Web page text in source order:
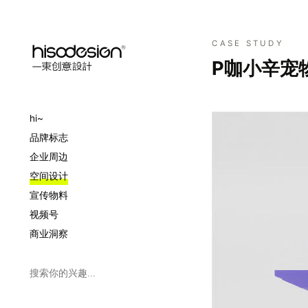
hi~
品牌标志
企业周边
空间设计
宣传物料
视频号
商业洞察
CASE STUDY
P咖小辛宠